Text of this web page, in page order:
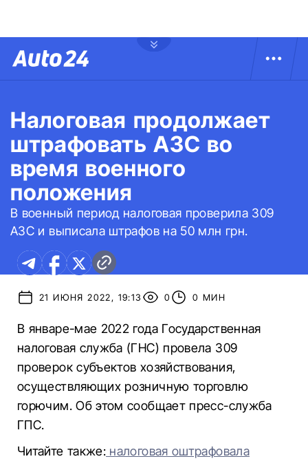
Налоговая продолжает
штрафовать АЗС во
время военного
положения
В военный период налоговая проверила 309
АЗС и выписала штрафов на 50 млн грн.
21 ИЮНЯ 2022, 19:13 0 0 МИН
В январе-мае 2022 года Государственная
налоговая служба (ГНС) провела 309
проверок субъектов хозяйствования,
осуществляющих розничную торговлю
горючим. Об этом сообщает пресс-служба
ГПС.
Читайте также: налоговая оштрафовала